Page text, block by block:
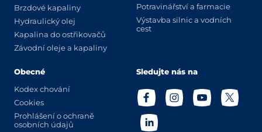
Brzdové kapaliny
Hydraulický olej
Kapalina do ostřikovačů
Závodní oleje a kapaliny
Potravinářství a farmacie
Výstavba silnic a vodních
cest
Obecné
Kodex chování
Cookies
Prohlášení o ochraně
osobních údajů
Sledujte nás na